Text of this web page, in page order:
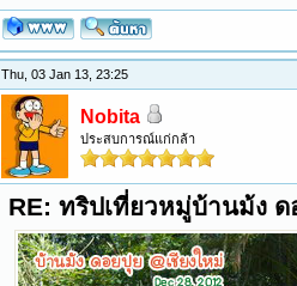
Thu, 03 Jan 13, 23:25
Nobita
ประสบการณ์แก่กล้า
RE: ทริปเที่ยวหมู่บ้านม้ง